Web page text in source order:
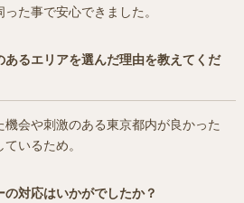
た事で安心できました。
あるエリアを選んだ理由を教えてくだ
会や刺激のある東京都内が良かった
いるため。
対応はいかがでしたか？